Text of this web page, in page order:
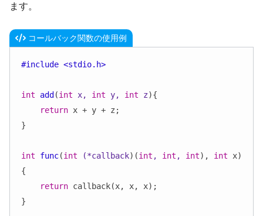
ます。
コールバック関数の使用例
#include <stdio.h>
int add (int x, int y, int z){
return x + y + z;
}
int func(int (*callback)(int , int , int), int x)
{
return callback(x, x, x);
}